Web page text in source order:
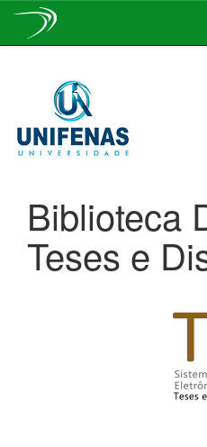
navigation
Biblioteca
Teses e